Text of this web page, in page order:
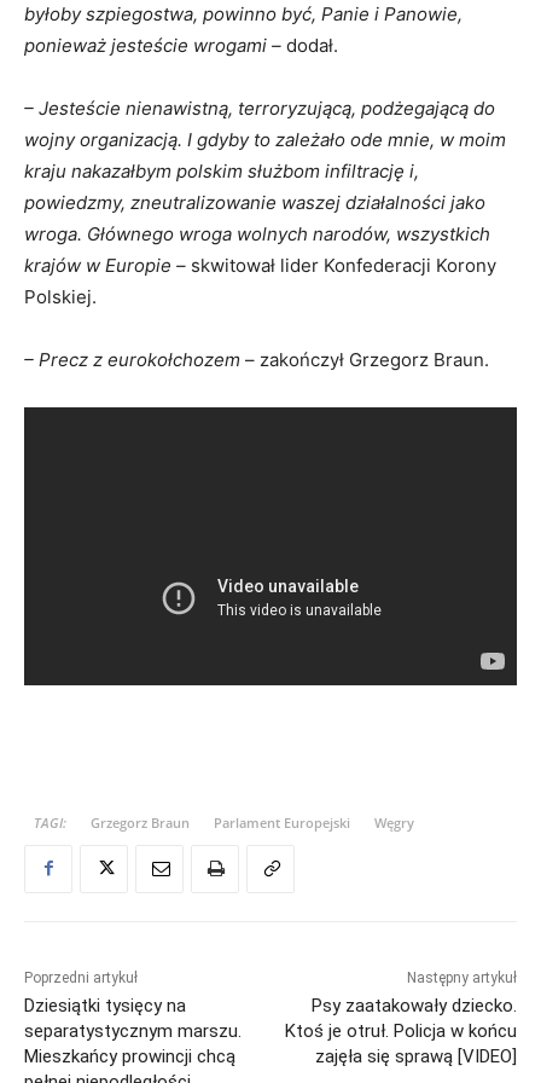
byłoby szpiegostwa, powinno być, Panie i Panowie,
ponieważ jesteście wrogami – dodał.
– Jesteście nienawistną, terroryzującą, podżegającą do
wojny organizacją. I gdyby to zależało ode mnie, w moim
kraju nakazałbym polskim służbom infiltrację i,
powiedzmy, zneutralizowanie waszej działalności jako
wroga. Głównego wroga wolnych narodów, wszystkich
krajów w Europie – skwitował lider Konfederacji Korony
Polskiej.
– Precz z eurokołchozem – zakończył Grzegorz Braun.
TAGI: Grzegorz Braun Parlament Europejski Węgry
Poprzedni artykuł
Dziesiątki tysięcy na
separatystycznym marszu.
Mieszkańcy prowincji chcą
Następny artykuł
Psy zaatakowały dziecko.
Ktoś je otruł. Policja w końcu
zajęła się sprawą [VIDEO]